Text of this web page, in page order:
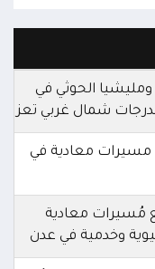
الحوثي في
شمال غربي تعز
مسيرات معادية في
مُسيرات معادية
وخدمية في عدن